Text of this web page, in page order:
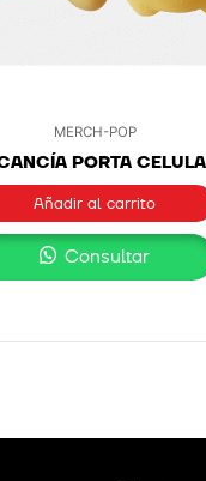
MERCH-POP
PORTA
Añadir al carrito
Consultar